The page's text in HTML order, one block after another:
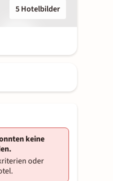
5 Hotelbilder
keine
oder